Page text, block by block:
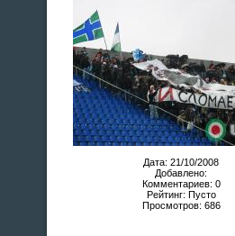
Дата: 21/10/2008
Добавлено:
Комментариев: 0
Рейтинг: Пусто
Просмотров: 686